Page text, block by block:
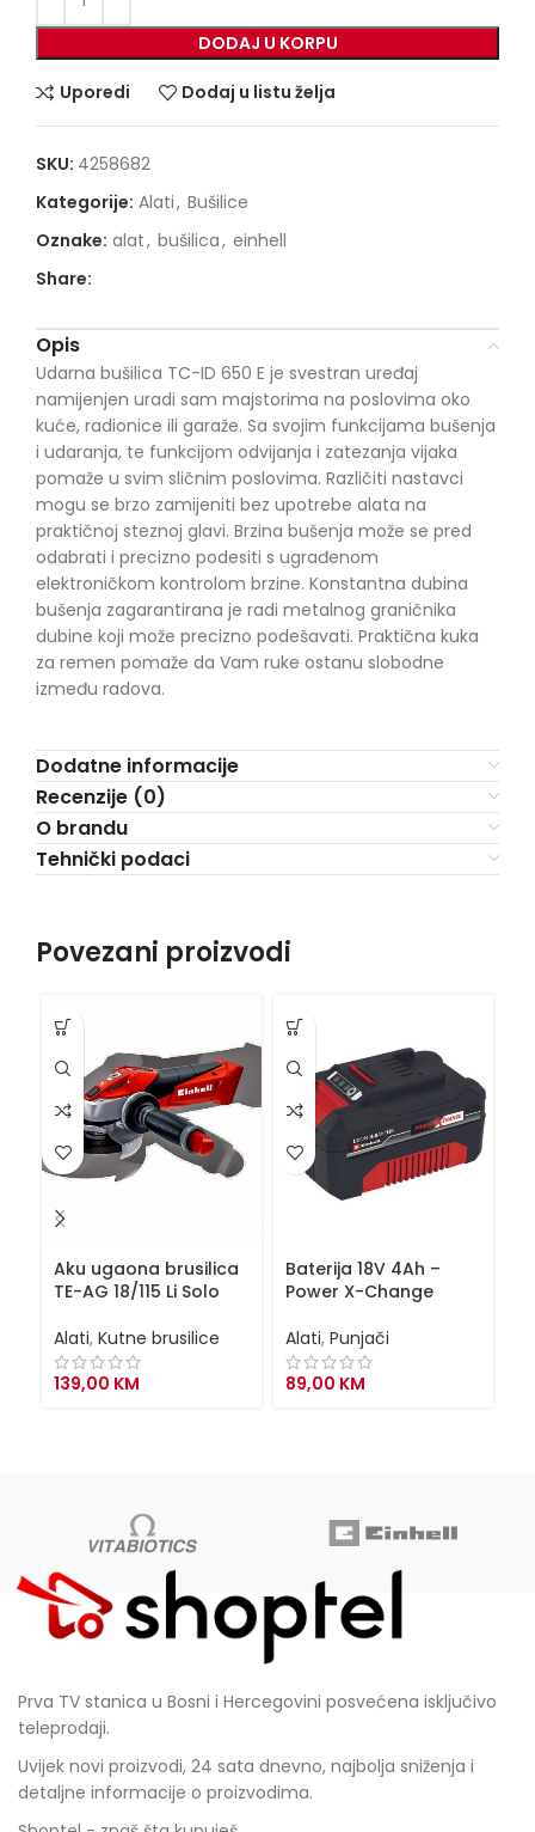
DODAJ U KORPU
Uporedi Dodaj u listu želja
SKU: 4258682
Kategorije: Alati, Bušilice
Oznake: alat, bušilica, einhell
Share:
Opis
Udarna bušilica TC-ID 650 E je svestran uređaj
namijenjen uradi sam majstorima na poslovima oko
kuće, radionice ili garaže. Sa svojim funkcijama bušenja
i udaranja, te funkcijom odvijanja i zatezanja vijaka
pomaže u svim sličnim poslovima. Različiti nastavci
mogu se brzo zamijeniti bez upotrebe alata na
praktičnoj steznoj glavi. Brzina bušenja može se pred
odabrati i precizno podesiti s ugrađenom
elektroničkom kontrolom brzine. Konstantna dubina
bušenja zagarantirana je radi metalnog graničnika
dubine koji može precizno podešavati. Praktična kuka
za remen pomaže da Vam ruke ostanu slobodne
između radova.
Dodatne informacije
Recenzije (0)
O brandu
Tehnički podaci
Povezani proizvodi
Aku ugaona brusilica
TE-AG 18/115 Li Solo
Alati, Kutne brusilice
139,00 KM
Baterija 18V 4Ah –
Power X-Change
Alati, Punjači
89,00 KM
Prva TV stanica u Bosni i Hercegovini posvećena isključivo
teleprodaji.
Uvijek novi proizvodi, 24 sata dnevno, najbolja sniženja i
detaljne informacije o proizvodima.